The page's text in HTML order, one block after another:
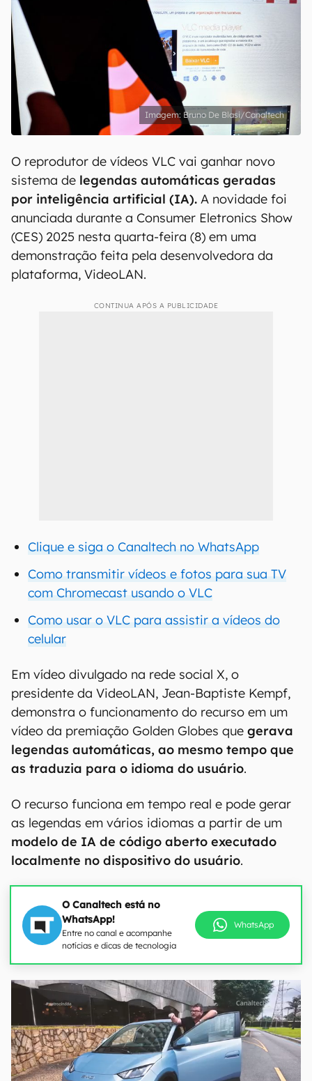
Bruno De Blasi/Canaltech
O reprodutor de vídeos VLC vai ganhar novo
sistema de legendas automáticas geradas
por inteligência artificial (IA). A novidade foi
anunciada durante a Consumer Eletronics Show
(CES) 2025 nesta quarta-feira (8) em uma
demonstração feita pela desenvolvedora da
plataforma, VideoLAN.
CONTINUA APÓS A PUBLICIDADE
Clique e siga o Canaltech no WhatsApp
Como transmitir vídeos e fotos para sua TV
com Chromecast usando o VLC
Como usar o VLC para assistir a vídeos do
celular
Em vídeo divulgado na rede social X, o
presidente da VideoLAN, Jean-Baptiste Kempf,
demonstra o funcionamento do recurso em um
vídeo da premiação Golden Globes que gerava
legendas automáticas, ao mesmo tempo que
as traduzia para o idioma do usuário.
O recurso funciona em tempo real e pode gerar
as legendas em vários idiomas a partir de um
modelo de IA de código aberto executado
localmente no dispositivo do usuário.
O Canaltech está no
WhatsApp!
Entre no canal e acompanhe
notícias e dicas de tecnologia
WhatsApp